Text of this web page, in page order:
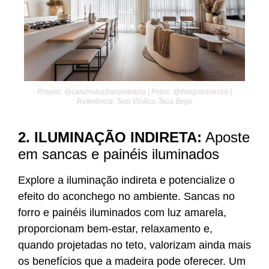
Projeto: @carolmiluzziarquitetura | Fotos: @thiagotravesso |
Referência: Teto Vinílico Teca Bege
2. ILUMINAÇÃO INDIRETA: Aposte
em sancas e painéis iluminados
Explore a iluminação indireta e potencialize o
efeito do aconchego no ambiente. Sancas no
forro e painéis iluminados com luz amarela,
proporcionam bem-estar, relaxamento e,
quando projetadas no teto, valorizam ainda mais
os benefícios que a madeira pode oferecer. Um